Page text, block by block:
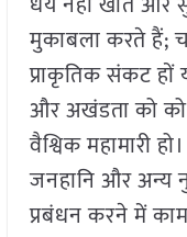
मुकाबला करते हैं;
प्राकृतिक संकट हों
और अखंडता को
वैश्विक महामारी
जनहानि और अन्य
प्रबंधन करने में